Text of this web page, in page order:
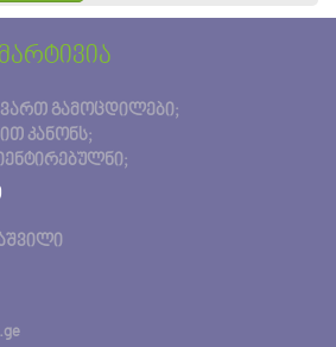
მარტივია
ვართ გამოცდილები;
კანონს;